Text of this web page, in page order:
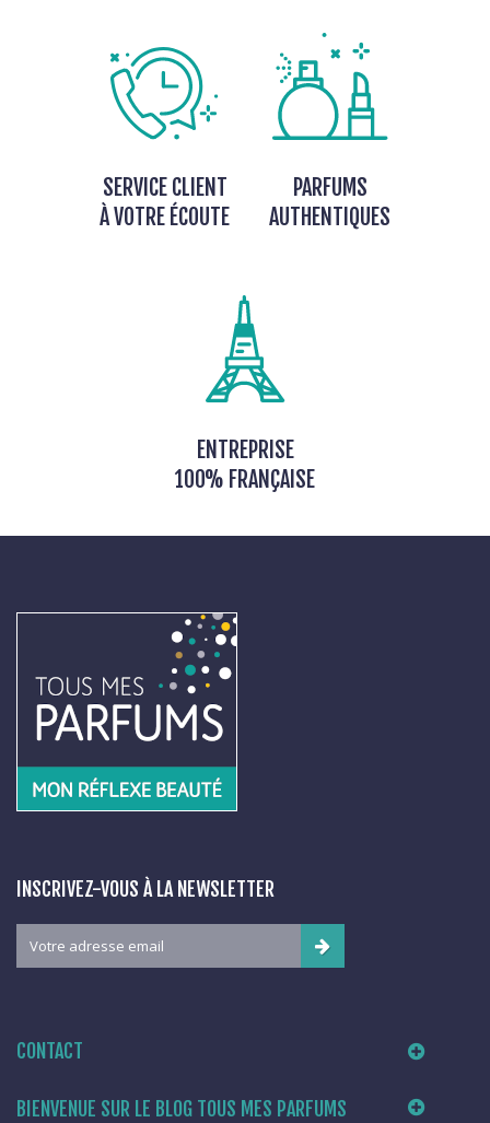
SERVICE CLIENT
À VOTRE ÉCOUTE
PARFUMS
AUTHENTIQUES
ENTREPRISE
100% FRANÇAISE
INSCRIVEZ-VOUS À LA NEWSLETTER
CONTACT
BIENVENUE SUR LE BLOG TOUS MES PARFUMS